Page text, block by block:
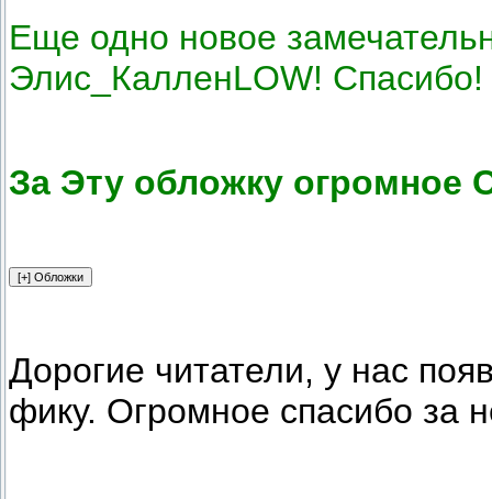
Еще одно новое
Элис_КалленLOW! Спасибо!
За Эту обложку огромное
Дорогие читатели, у нас
фику. Огромное спасибо за